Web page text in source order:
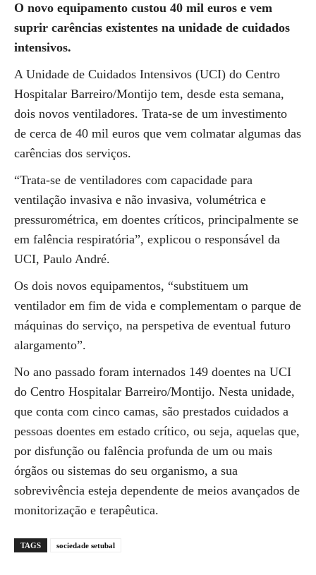
O novo equipamento custou 40 mil euros e vem
suprir carências existentes na unidade de cuidados
intensivos.
A Unidade de Cuidados Intensivos (UCI) do Centro
Hospitalar Barreiro/Montijo tem, desde esta semana,
dois novos ventiladores. Trata-se de um investimento
de cerca de 40 mil euros que vem colmatar algumas das
carências dos serviços.
“Trata-se de ventiladores com capacidade para
ventilação invasiva e não invasiva, volumétrica e
pressurométrica, em doentes críticos, principalmente se
em falência respiratória”, explicou o responsável da
UCI, Paulo André.
Os dois novos equipamentos, “substituem um
ventilador em fim de vida e complementam o parque de
máquinas do serviço, na perspetiva de eventual futuro
alargamento”.
No ano passado foram internados 149 doentes na UCI
do Centro Hospitalar Barreiro/Montijo. Nesta unidade,
que conta com cinco camas, são prestados cuidados a
pessoas doentes em estado crítico, ou seja, aquelas que,
por disfunção ou falência profunda de um ou mais
órgãos ou sistemas do seu organismo, a sua
sobrevivência esteja dependente de meios avançados de
monitorização e terapêutica.
TAGS sociedade setubal